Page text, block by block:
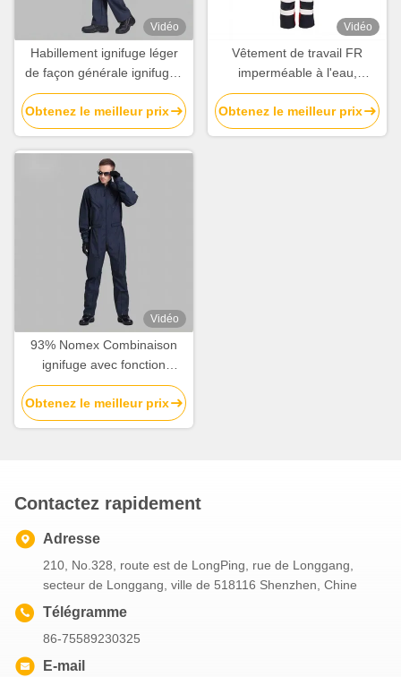
Vidéo
Habillement ignifuge léger
de façon générale ignifuges
de 4.5OZ 6OZ pour le
travailleur industriel
Obtenez le meilleur prix
Vidéo
Vêtement de travail FR
imperméable à l'eau,
résistant aux huiles, ignifuge,
avec 98% de polyester et 2%
de fibres de carbone
Obtenez le meilleur prix
Vidéo
93% Nomex Combinaison
ignifuge avec fonction
antistatique et poids du tissu
220-260gm pour la sécurité
pétrochimique
Obtenez le meilleur prix
Contactez rapidement
Adresse
210, No.328, route est de LongPing, rue de Longgang,
secteur de Longgang, ville de 518116 Shenzhen, Chine
Télégramme
86-75589230325
E-mail